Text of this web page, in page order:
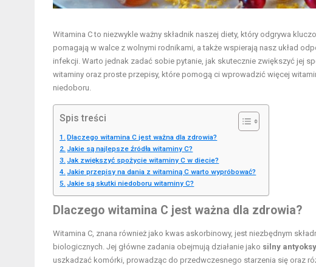
Witamina C to niezwykle ważny składnik naszej diety, który odgrywa
pomagają w walce z wolnymi rodnikami, a także wspierają nasz układ
infekcji. Warto jednak zadać sobie pytanie, jak skutecznie zwiększyć jej
witaminy oraz proste przepisy, które pomogą ci wprowadzić więcej
niedoboru.
Spis treści
Dlaczego witamina C jest ważna dla zdrowia?
Jakie są najlepsze źródła witaminy C?
Jak zwiększyć spożycie witaminy C w diecie?
Jakie przepisy na dania z witaminą C warto wypróbować?
Jakie są skutki niedoboru witaminy C?
Dlaczego witamina C jest ważna dla zdrowia?
Witamina C, znana również jako kwas askorbinowy, jest niezbędnym
biologicznych. Jej główne zadania obejmują działanie jako silny
uszkadzać komórki, prowadząc do przedwczesnego starzenia się oraz